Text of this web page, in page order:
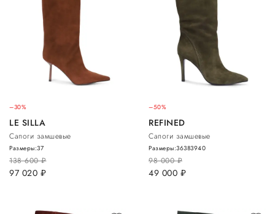
–30%
LE SILLA
Сапоги замшевые
138 600руб.
97 020 руб.
Размеры:37
–50%
REFINED
Сапоги замшевые
98 000руб.
49 000 руб.
Размеры:36383940